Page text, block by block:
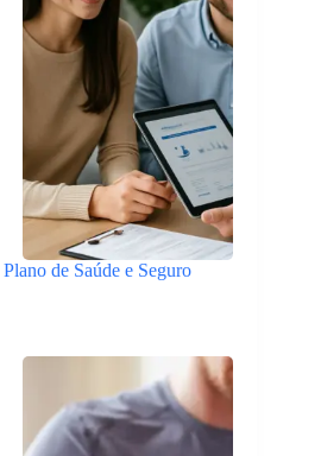
de Saúde e Seguro